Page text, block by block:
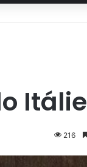
Itálie
216